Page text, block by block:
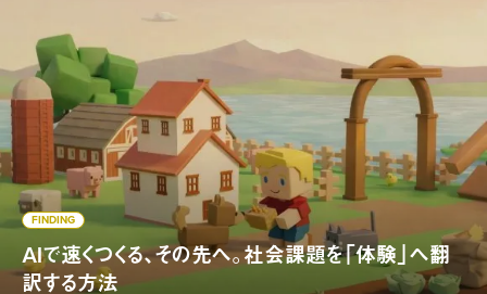
FINDING
AIで速くつくる、その先へ。社会課題を「体験」へ翻
訳する方法